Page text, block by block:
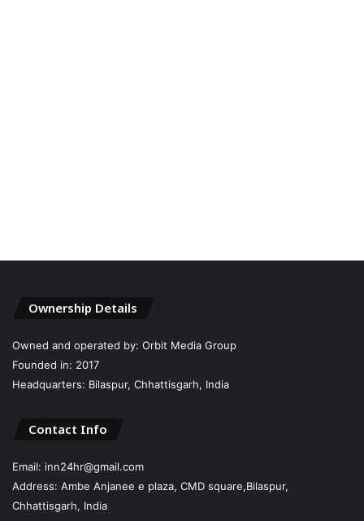
Ownership Details
Owned and operated by: Orbit Media Group
Founded in: 2017
Headquarters: Bilaspur, Chhattisgarh, India
Contact Info
Email: inn24hr@gmail.com
Address: Ambe Anjanee e plaza, CMD square,Bilaspur,
Chhattisgarh, India